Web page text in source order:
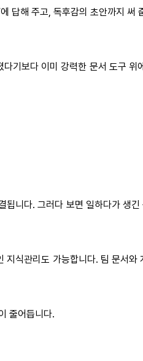
답해 주고, 독후감의 초안까지 써
기보다 이미 강력한 문서 도구 위
니다. 그러다 보면 일하다가 생
식관리도 가능합니다. 팀 문서와
줄어듭니다.